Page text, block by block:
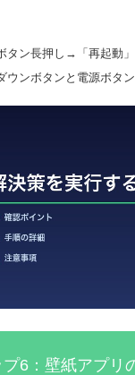
タン長押し→「再起動
ウンボタンと電源ボタ
6：壁紙アプリ